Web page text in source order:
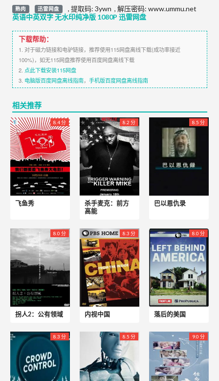
熟肉 迅雷网盘
英语中英双字 无水印纯净版 1080P 迅雷网盘
, 提取码: 3ywn , 解压密码: www.ummu.net
下载帮助：
1. 对于磁力链接和电驴链接，推荐使用115网盘离线下载(成功率接近
100%)，如无115网盘推荐使用百度网盘离线下载
2. 点此下载安装115网盘
3. 电脑版百度网盘离线指南， 手机版百度网盘离线指南
相关推荐
8.4 分
飞鱼秀
8.2 分
杀手麦克：前方
高能
8.5 分
巴以恩仇录
8.0 分
拐人2：公有领域
8.3 分
内视中国
8.0 分
落后的美国
8.3 分 8.5 分 9.0 分